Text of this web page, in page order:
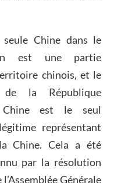
seule Chine dans le
est une partie
chinois, et le
de la République
Chine est le seul
représentant
Chine. Cela a été
par la résolution
Générale